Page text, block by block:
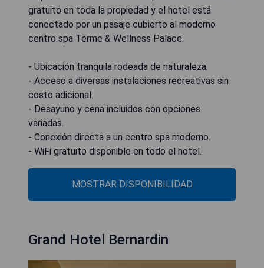
gratuito en toda la propiedad y el hotel está
conectado por un pasaje cubierto al moderno
centro spa Terme & Wellness Palace.
- Ubicación tranquila rodeada de naturaleza.
- Acceso a diversas instalaciones recreativas sin
costo adicional.
- Desayuno y cena incluidos con opciones
variadas.
- Conexión directa a un centro spa moderno.
- WiFi gratuito disponible en todo el hotel.
MOSTRAR DISPONIBILIDAD
Grand Hotel Bernardin